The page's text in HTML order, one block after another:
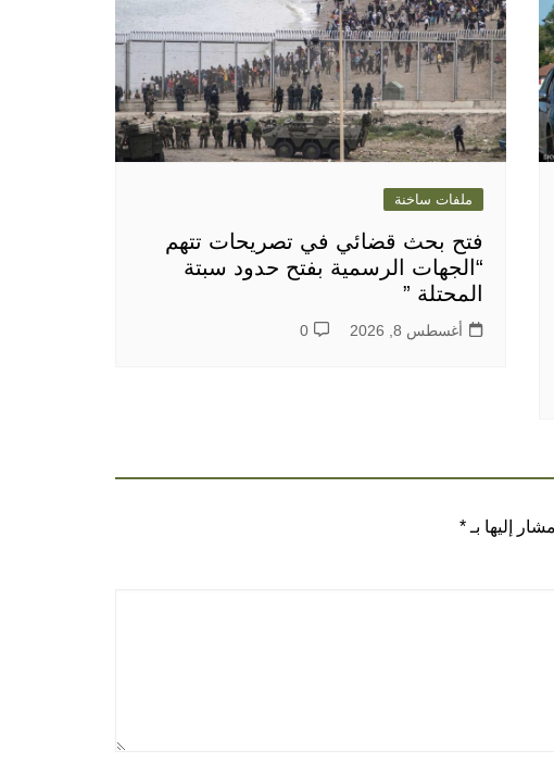
ملفات ساخنة
فتح بحث قضائي في تصريحات تتهم
“الجهات الرسمية بفتح حدود سبتة
المحتلة ”
أغسطس 8, 2026 0
إليها بـ *